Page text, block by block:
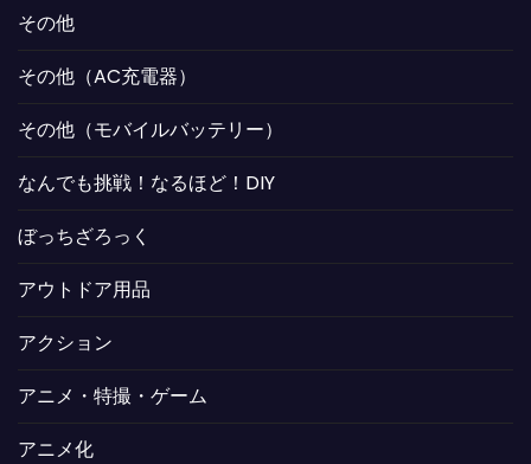
その他
その他（AC充電器）
その他（モバイルバッテリー）
なんでも挑戦！なるほど！DIY
ぼっちざろっく
アウトドア用品
アクション
アニメ・特撮・ゲーム
アニメ化